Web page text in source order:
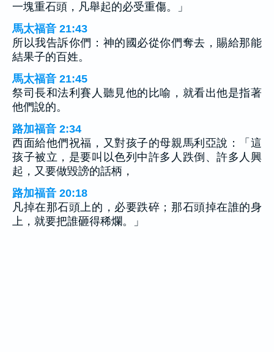
一塊重石頭，凡舉起的必受重傷。」
馬太福音 21:43
所以我告訴你們：神的國必從你們奪去，賜給那能
結果子的百姓。
馬太福音 21:45
祭司長和法利賽人聽見他的比喻，就看出他是指著
他們說的。
路加福音 2:34
西面給他們祝福，又對孩子的母親馬利亞說：「這
孩子被立，是要叫以色列中許多人跌倒、許多人興
起，又要做毀謗的話柄，
路加福音 20:18
凡掉在那石頭上的，必要跌碎；那石頭掉在誰的身
上，就要把誰砸得稀爛。」